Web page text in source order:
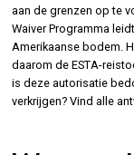
aan de grenzen op te
Waiver Programma
Amerikaanse bodem.
daarom de ESTA-
is deze autorisatie
verkrijgen? Vind alle